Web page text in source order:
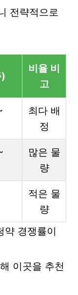
전략적으로
비율 비
고
최다 배
정
많은 물
량
적은 물
량
약 경쟁률이
이곳을 추천